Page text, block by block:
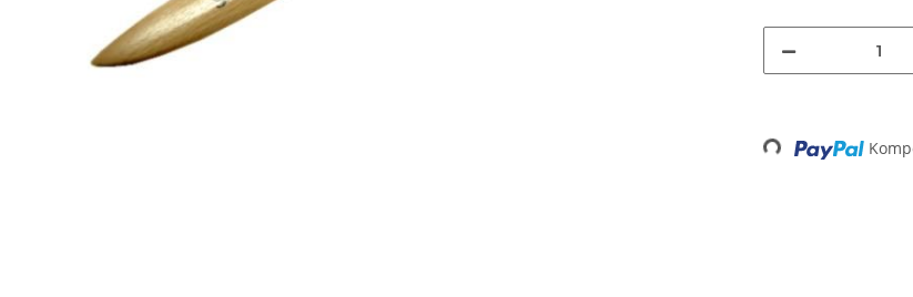
Loading...